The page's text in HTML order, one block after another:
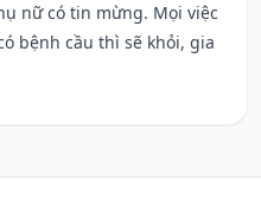
nữ có tin mừng. Mọi việc
bệnh cầu thì sẽ khỏi, gia